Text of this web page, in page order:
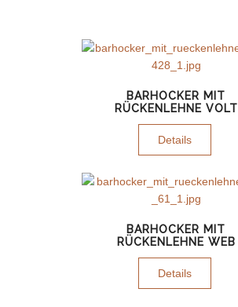
BARHOCKER MIT
RÜCKENLEHNE VOLT
Details
BARHOCKER MIT
RÜCKENLEHNE WEB
Details